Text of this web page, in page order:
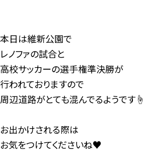
本日は維新公園で
レノファの試合と
高校サッカーの選手権準決勝が
行われておりますので
周辺道路がとても混んでるようです☝
お出かけされる際は
お気をつけてくださいね♥